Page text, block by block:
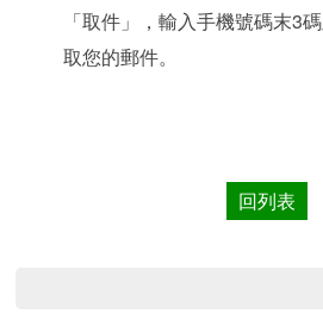
「取件」，輸入手機號碼末3
取您的郵件。
回列表